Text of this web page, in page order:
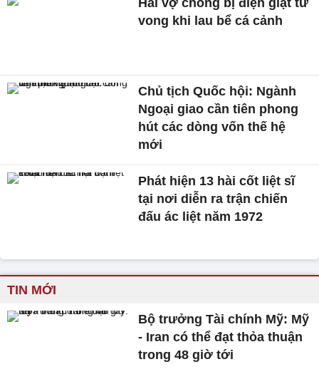
vong khi lau bể cá cảnh
Chủ tịch Quốc hội: Ngành
Ngoại giao cần tiên phong
hút các dòng vốn thế hệ
mới
Phát hiện 13 hài cốt liệt sĩ
tại nơi diễn ra trận chiến
đấu ác liệt năm 1972
TIN MỚI
Bộ trưởng Tài chính Mỹ: Mỹ
- Iran có thể đạt thỏa thuận
trong 48 giờ tới